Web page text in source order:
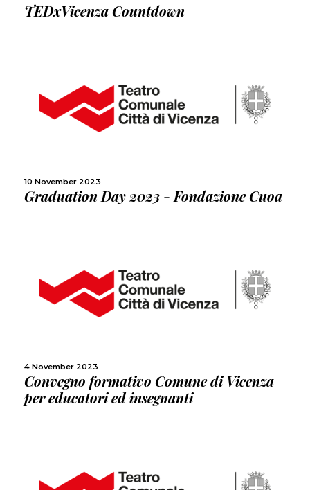
TEDxVicenza Countdown
10 November 2023
Graduation Day 2023 - Fondazione Cuoa
MORE
4 November 2023
Convegno formativo Comune di Vicenza
per educatori ed insegnanti
MORE